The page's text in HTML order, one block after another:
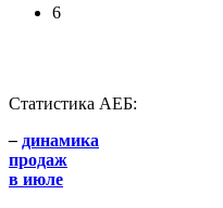
6
Статистика АЕБ:
– динамика
продаж
в июле